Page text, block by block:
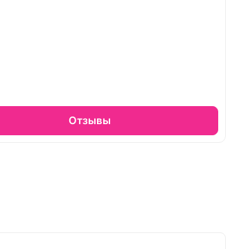
Отзывы